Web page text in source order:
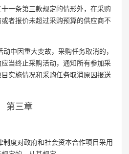
十一条第三款规定的情形外，在采购
者报价未超过采购预算的供应商不
中因重大变故，采购任务取消的，
当终止采购活动，通知所有参加采
实施情况和采购任务取消原因报送
第三章
制度对政府和社会资本合作项目采用